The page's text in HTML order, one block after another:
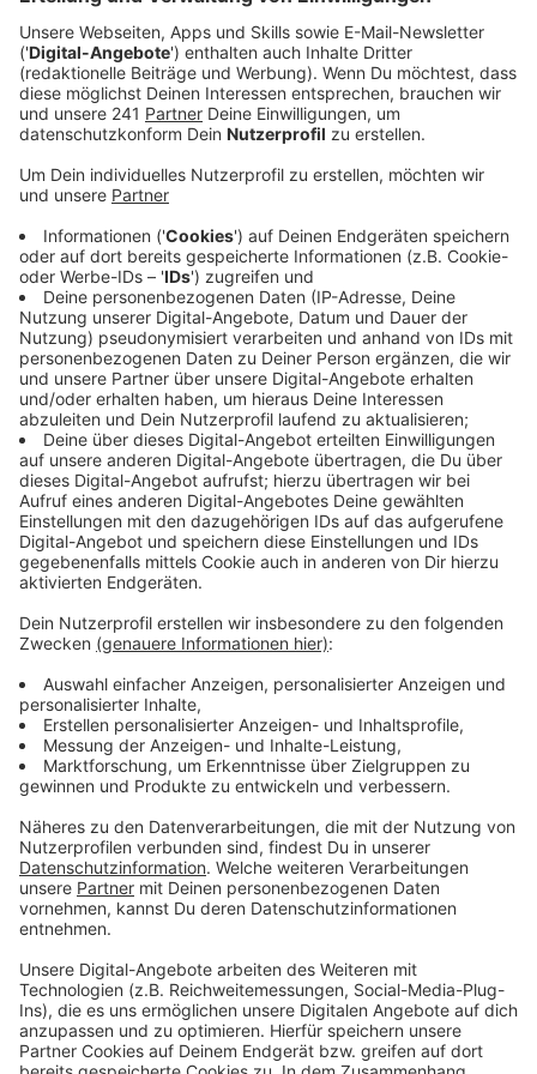
Ordnungsdienstes. Insgesamt habe sich die
allgemeine Stimmung in Leverkusen nach den
letzten beiden Corona-Vorjahren verbessert.
Veröffentlicht:Dienstag, 03.01.2023 08:12
Anzeige
Für den Kommunalen Ordnungsdienst - kurz KOD - war
es laut Stadt ein gutes Jahr. Zum einen ist das Team
durch zusätzliches Personal gewachsen, zum anderen
konnte sich der KOD mit einer neuen Einsatzzentrale
an der Hauptstraße in Wiesdorf besser in der Stadt
aufstellen. Im neuen Jahr soll hier auch eine Leitstelle
eingerichtet werden - ähnlich wie bei der Polizei. Mit
der arbeitet der KOD bereits eng zusammen. Seit
Oktober bieten sie gemeinsame Bürgersprechstunden
in den einzelnen Leverkusener Stadtteilen an. Dabei
geht es um den Austausch von Infos – etwa zum
Schutz vor Trickbetrügern oder Fahrraddiebstählen,
Lärmbelästigungen oder wilder Müll. Auch im neuen
die Stadt plant derzeit konkrete Termine.
Anzeige
Weitere Meldungen für Leverkusen
Anzeige
Leverkusen
Bodykameras für Leverkusener Ordnungsdienst